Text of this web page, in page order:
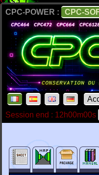
CPC-POWER : CPC-
Session end : 12h00m00s